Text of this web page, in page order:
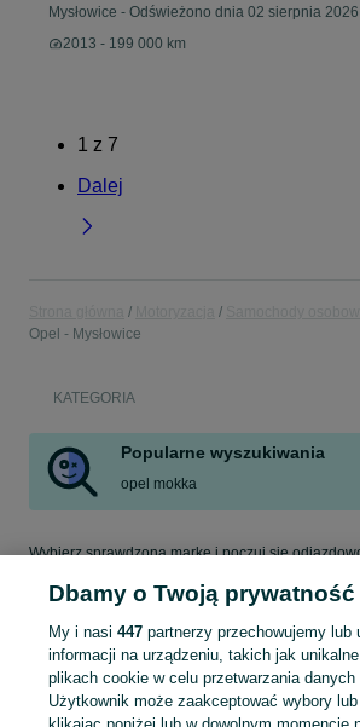
Mysłowice - Odświeżono dnia 02 sierpnia 2026
2013 - 199 000 km
1 z 7
Dalej
Opel - Mysłowice
KATEGORIA
Popularne wyszukiwania
opel mokka
Mapa kategorii
Mapa miejscowości
Mapa ministron
Popularne wyszukiwania
Dbamy o Twoją prywatność
My i nasi 447partnerzy przechowujemy lub
informacji na urządzeniu, takich jak
plikach cookie w celu przetwarzania danych
Użytkownik może zaakceptować wybory